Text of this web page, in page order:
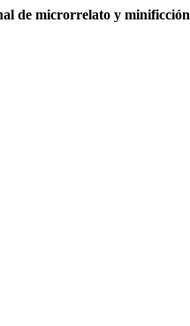
de microrrelato y minificción